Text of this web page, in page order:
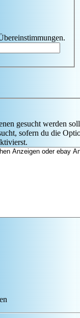
gesucht werden
sofern du die